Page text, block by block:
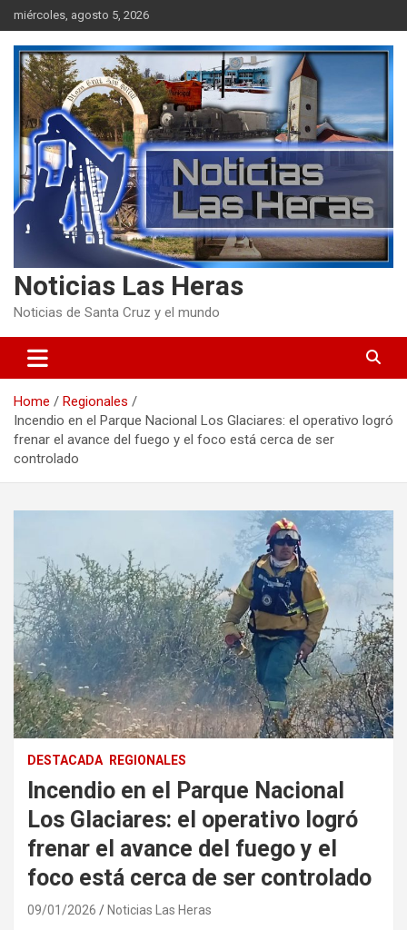
to
content
miércoles, agosto 5, 2026
Noticias Las Heras
Noticias de Santa Cruz y el mundo
Home
Regionales
Incendio en el Parque Nacional Los Glaciares: el operativo logró
frenar el avance del fuego y el foco está cerca de ser
controlado
DESTACADA REGIONALES
Incendio en el Parque Nacional
Los Glaciares: el operativo logró
frenar el avance del fuego y el
foco está cerca de ser controlado
09/01/2026 Noticias Las Heras